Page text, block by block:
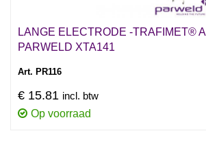
LANGE ELECTRODE -TRAFIMET®
PARWELD XTA141
Art. PR116
€ 15.81 incl. btw
Op voorraad